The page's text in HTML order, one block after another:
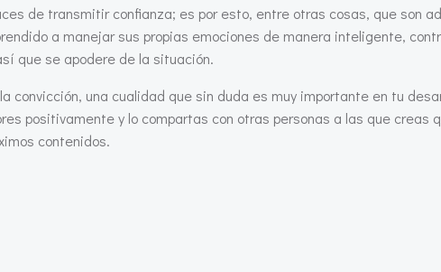
de transmitir confianza; es por esto, entre otras cosas, que son
a manejar sus propias emociones de manera inteligente,
que se apodere de la situación.
convicción, una cualidad que sin duda es muy importante en tu
positivamente y lo compartas con otras personas a las que creas
contenidos.